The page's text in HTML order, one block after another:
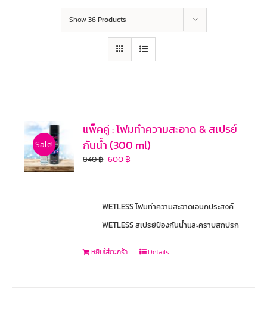
Show 36 Products
Sale!
แพ็คคู่ : โฟมทำความสะอาด & สเปรย์
กันน้ำ (300 ml)
840฿ 600฿
WETLESS โฟมทำความสะอาดเอนกประสงค์
WETLESS สเปรย์ป้องกันน้ำและคราบสกปรก
หยิบใส่ตะกร้า Details